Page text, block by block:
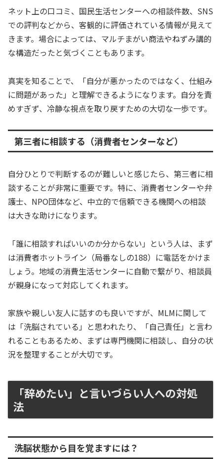
ネット上の口コミ、国民生活センターへの相談件数、SNS
での評判などから、客観的に評価されている情報が見えて
きます。場合によっては、マルチまがい商法やねずみ講的
な構造だったと気づくこともあります。
真実を知ることで、「自分が悪かったのではなく、仕組み
に問題があった」と理解できるようになります。自分を責
めすぎず、冷静な視点を取り戻すための大切な一歩です。
第三者に相談する（消費者センターなど）
自分ひとりで判断するのが難しいと感じたら、第三者に相
談することが非常に重要です。特に、消費者センターや弁
護士、NPO団体など、中立的で信頼できる機関への相談
は大きな助けになります。
「誰に相談すればいいのか分からない」という人は、まず
は消費者ホットライン（局番なしの188）に電話をかけま
しょう。地域の消費生活センターに自動で繋がり、相談員
が親身になって対応してくれます。
家族や親しい友人に話すのも良いですが、MLMに関して
は「洗脳されている」と思われたり、「自己責任」と言わ
れることもあるため、まずは専門機関に相談し、自分の状
況を整理することが大切です。
「辞めたい」と言いづらい人への対処
法
洗脳状態から目を覚ますには？